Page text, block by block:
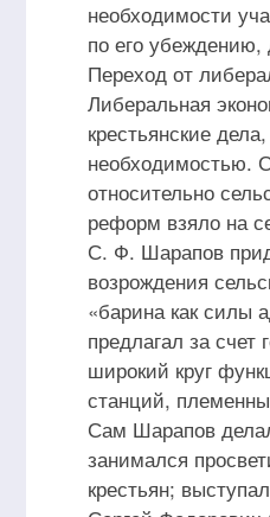
необходимости
по его
Переход от
Либеральная
крестьянские
необходимостью.
относительно
реформ взяло на
С. Ф. Шарапов
возрождения
«барина как силы
предлагал за счет
широкий круг
станций,
Сам Шарапов
занимался
крестьян;